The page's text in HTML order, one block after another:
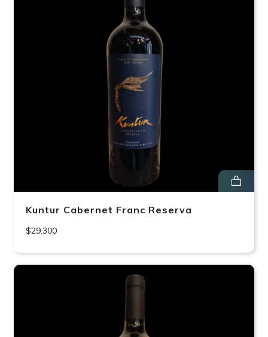
Kuntur Cabernet Franc Reserva
$29.300